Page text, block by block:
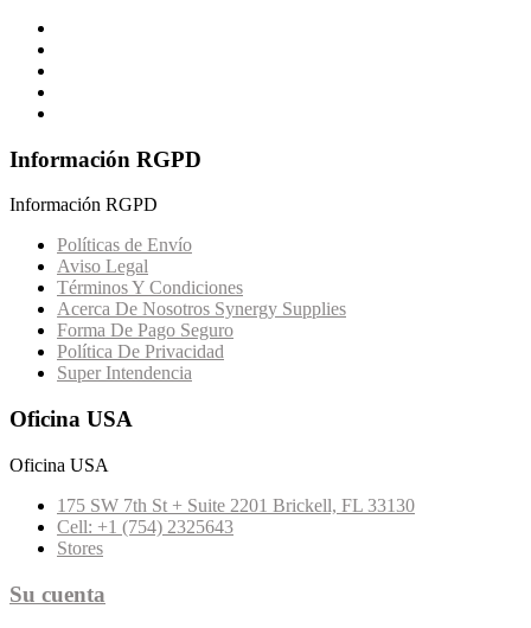
Información RGPD
Información RGPD
Políticas de Envío
Aviso Legal
Términos Y Condiciones
Acerca De Nosotros Synergy Supplies
Forma De Pago Seguro
Política De Privacidad
Super Intendencia
Oficina USA
Oficina USA
175 SW 7th St + Suite 2201 Brickell, FL 33130
Cell: +1 (754) 2325643
Stores
Su cuenta